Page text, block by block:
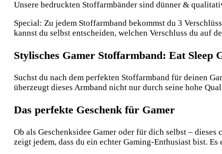
Unsere bedruckten Stoffarmbänder sind dünner &
Special: Zu jedem Stoffarmband bekommst du 3
kannst du selbst entscheiden, welchen Verschluss du auf
Stylisches Gamer Stoffarmband: Eat Sleep
Suchst du nach dem perfekten Stoffarmband für deinen
überzeugt dieses Armband nicht nur durch seine hohe
Das perfekte Geschenk für Gamer
Ob als Geschenksidee Gamer oder für dich selbst –
zeigt jedem, dass du ein echter Gaming-Enthusiast bist.